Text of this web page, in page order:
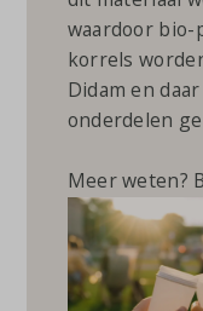
waardoor bio-
korrels
Didam en
onderdelen
Meer weten?